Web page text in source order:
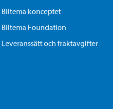
Biltema konceptet
Biltema Foundation
Leveranssätt och fraktavgifter